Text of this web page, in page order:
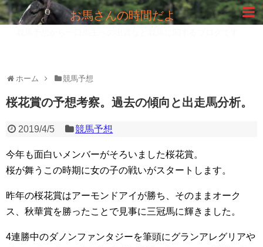
お馬さんの時間だよ
ホーム 競馬予想
桜花賞の予想考察。過去の傾向と出走馬分析。
2019/4/5 競馬予想
今年も面白いメンバーがそろいました桜花賞。
桜が舞うこの時期に女の子の戦いがスタートします。
昨年の桜花賞はアーモンドアイが勝ち、そのままオーク
ス、秋華賞を勝ったことで見事に三冠馬に輝きました。
4連勝中のダノンファンタジーを筆頭にグランアレグリアや